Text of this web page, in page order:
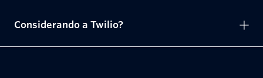
Considerando a Twilio?